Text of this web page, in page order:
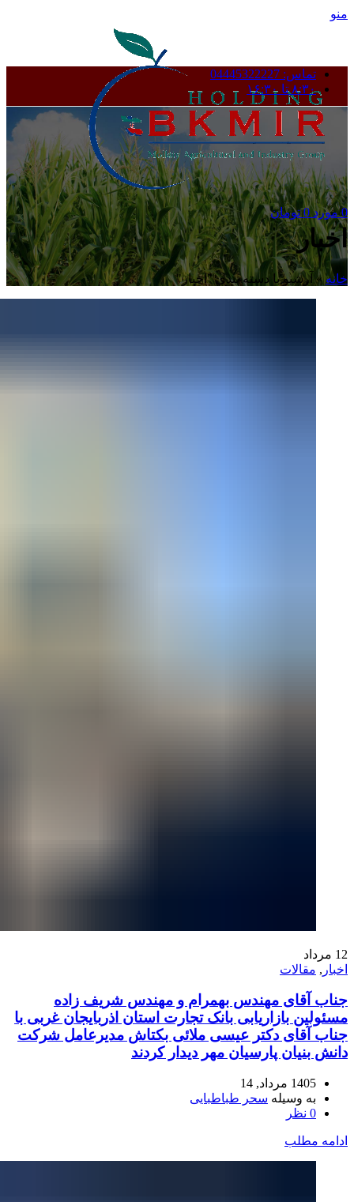
منو
0 مورد 0 تومان
تماس: 04445322227
۸:۳۰ تا ۱۶:۳۰
اخبار
خانه» آرشیو با دسته بندی "اخبار"
12 مرداد
اخبار , مقالات
جناب آقای مهندس بهمرام و مهندس شریف زاده
مسئولین بازاریابی بانک تجارت استان اذربایجان غربی با
جناب آقای دکتر عیسی ملائی بکتاش مدیرعامل شرکت
دانش بنیان پارسیان مهر دیدار کردند
1405 مرداد, 14
به وسیله سحر طباطبایی
0 نظر
ادامه مطلب